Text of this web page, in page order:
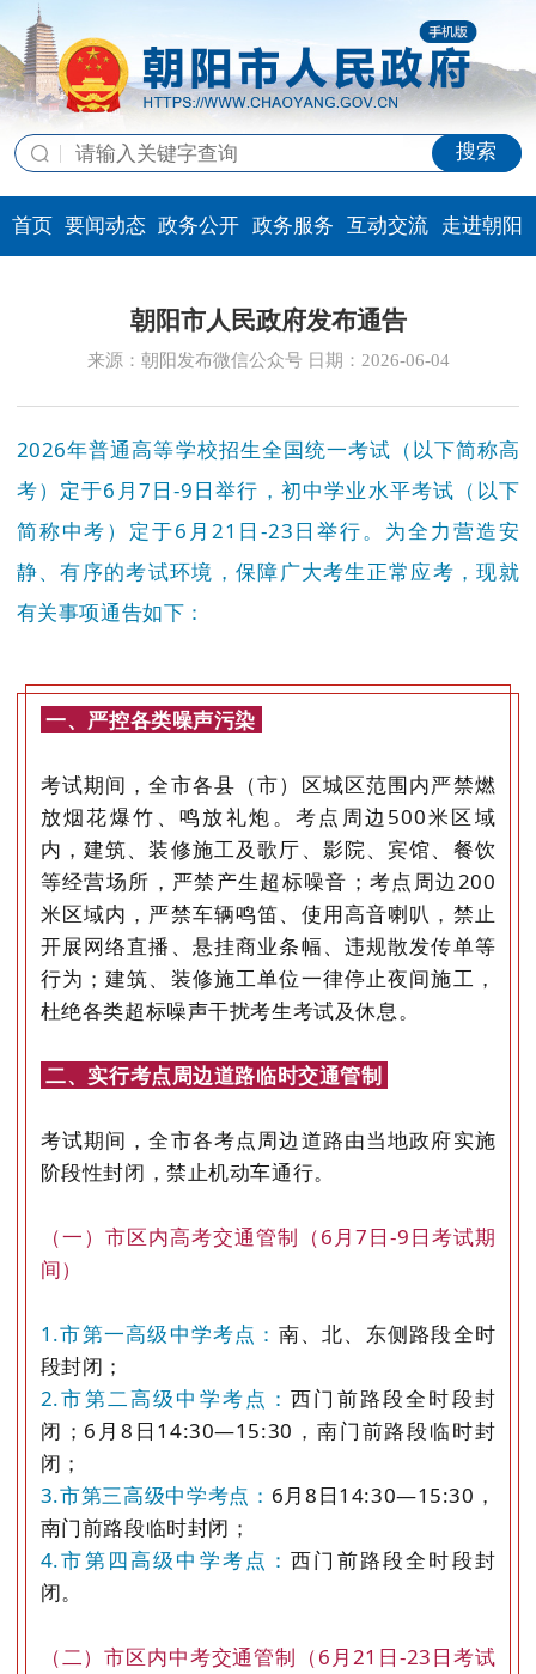
搜索
首页 要闻动态 政务公开 政务服务 互动交流 走进朝阳
朝阳市人民政府发布通告
来源：朝阳发布微信公众号 日期：2026-06-04
2026年普通高等学校招生全国统一考试（以下简称高
考）定于6月7日-9日举行，初中学业水平考试（以下
简称中考）定于6月21日-23日举行。为全力营造安
静、有序的考试环境，保障广大考生正常应考，现就
有关事项通告如下：
一、严控各类噪声污染
考试期间，全市各县（市）区城区范围内严禁燃
放烟花爆竹、鸣放礼炮。考点周边500米区域
内，建筑、装修施工及歌厅、影院、宾馆、餐饮
等经营场所，严禁产生超标噪音；考点周边200
米区域内，严禁车辆鸣笛、使用高音喇叭，禁止
开展网络直播、悬挂商业条幅、违规散发传单等
行为；建筑、装修施工单位一律停止夜间施工，
杜绝各类超标噪声干扰考生考试及休息。
二、实行考点周边道路临时交通管制
考试期间，全市各考点周边道路由当地政府实施
阶段性封闭，禁止机动车通行。
（一）市区内高考交通管制（6月7日-9日考试期
间）
1.市第一高级中学考点： 南、北、东侧路段全时
段封闭；
2.市第二高级中学考点：西门前路段全时段封
闭；6月8日14:30—15:30，南门前路段临时封
闭；
3.市第三高级中学考点： 6月8日14:30—15:30，
南门前路段临时封闭；
4.市第四高级中学考点：西门前路段全时段封
闭。
（二）市区内中考交通管制（6月21日-23日考试